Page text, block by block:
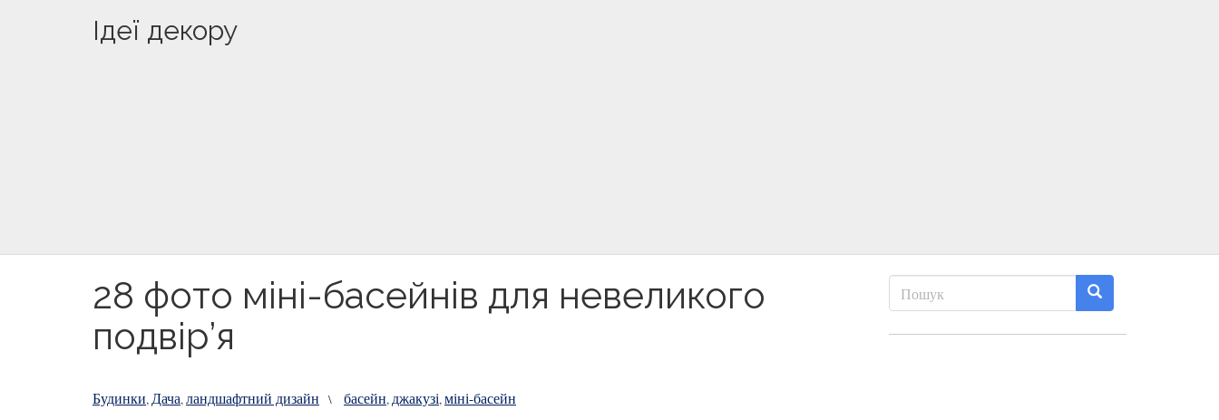
Ідеї декору
28 фото міні-басейнів для невеликого
подвір’я
Будинки, Дача,ландшафтний дизайн \ басейн, джакузі,міні-басейн